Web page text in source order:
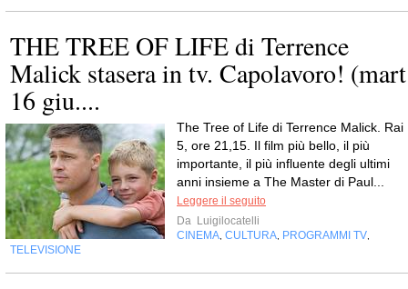
THE TREE OF LIFE di Terrence
Malick stasera in tv. Capolavoro!
16 giu....
The Tree of Life di Terrence Malick. Rai
5, ore 21,15. Il film più bello, il più
importante, il più influente degli ultimi
anni insieme a The Master di Paul...
Leggere il seguito
Da Luigilocatelli
CINEMA, CULTURA, PROGRAMMI TV,
TELEVISIONE